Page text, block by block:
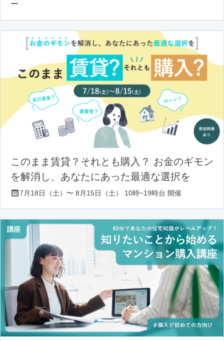
ー
このまま賃貸？それとも購入？ お金のギモン
を解消し、あなたにあった最適な選択を
7月18日（土）〜 8月15日（土） 10時~19時台 開催